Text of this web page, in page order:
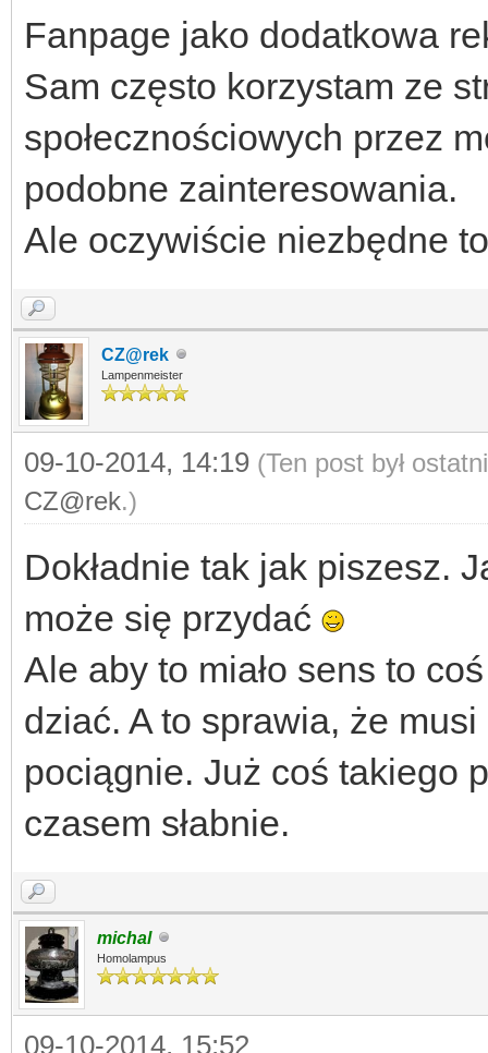
Fanpage jako dodatkowa
Sam często korzystam ze
społecznościowych przez
podobne zainteresowania.
Ale oczywiście niezbędne
CZ@rek
Lampenmeister
09-10-2014, 14:19 (Ten post był
CZ@rek.)
Dokładnie tak jak piszesz.
może się przydać
Ale aby to miało sens to
dziać. A to sprawia, że
pociągnie. Już coś takiego
czasem słabnie.
michal
Homolampus
09-10-2014, 15:52